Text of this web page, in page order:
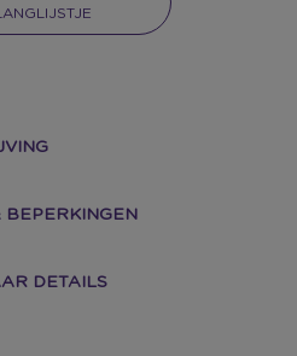
BEPERKINGEN
DETAILS